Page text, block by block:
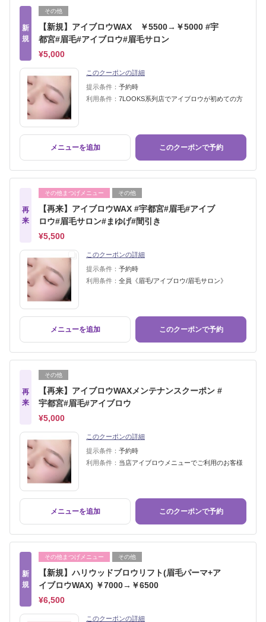
新
規
その他
【新規】アイブロウWAX ￥5500→￥5000 #宇
都宮#眉毛#アイブロウ#眉毛サロン
¥5,000
このクーポンの詳細
提示条件： 予約時
利用条件： 7LOOKS系列店でアイブロウが初めての方
メニューを追加 このクーポンで予約
再
来
その他まつげメニュー その他
【再来】アイブロウWAX #宇都宮#眉毛#アイブ
ロウ#眉毛サロン#まゆげ#間引き
¥5,500
このクーポンの詳細
提示条件： 予約時
利用条件： 全員《眉毛/アイブロウ/眉毛サロン》
メニューを追加 このクーポンで予約
再
来
その他
【再来】アイブロウWAXメンテナンスクーポン #
宇都宮#眉毛#アイブロウ
¥5,000
このクーポンの詳細
提示条件： 予約時
利用条件： 当店アイブロウメニューでご利用のお客様
メニューを追加 このクーポンで予約
新
規
その他まつげメニュー その他
【新規】ハリウッドブロウリフト(眉毛パーマ+ア
イブロウWAX) ￥7000→￥6500
¥6,500
このクーポンの詳細